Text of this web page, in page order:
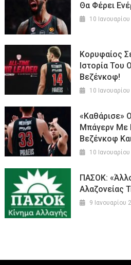
Θα Φέρει
10
Κορυφαίος
Ιστορία Του
Βεζένκοφ!
10
«Καθάρισε»
Μπάγερν Με
Βεζένκοφ
10
ΠΑΣΟΚ:
Αλαζονείας
9 Ιανουαρίου